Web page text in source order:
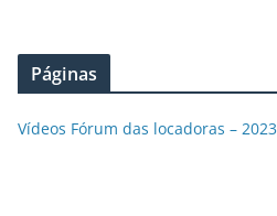
Páginas
Vídeos Fórum das locadoras – 2023